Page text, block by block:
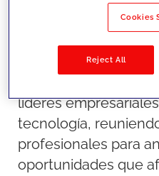
futuro de los
Este encuentro,
líderes
tecnología,
profesionales para
oportunidades que
Cookies
Reject All